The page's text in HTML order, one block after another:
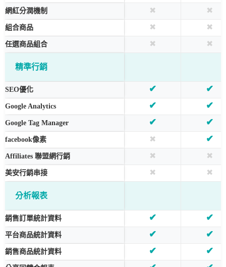
網紅分潤機制 ✖ ✖
組合商品 ✖ ✖
任選商品組合 ✖ ✖
精準行銷
SEO優化 ✔ ✔
Google Analytics ✔ ✔
Google Tag Manager ✔ ✔
facebook像素 ✖ ✔
Affiliates 聯盟網行銷 ✖ ✖
美安行銷串接 ✖ ✖
分析報表
銷售訂單統計資料 ✔ ✔
平台商品統計資料 ✔ ✔
銷售商品統計資料 ✔ ✔